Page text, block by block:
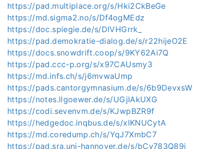
https://pad.multiplace.org/s/Hki2CkBeGe
https://md.sigma2.no/s/Df4ogMEdz
https://doc.spiegie.de/s/DlVHGrrk_
https://pad.demokratie-dialog.de/s/r22hijeO2E
https://docs.snowdrift.coop/s/9KY62Ai7Q
https://pad.ccc-p.org/s/x97CAUsmy3
https://md.infs.ch/s/j6mvwaUmp
https://pads.cantorgymnasium.de/s/6b9DevxsW
https://notes.llgoewer.de/s/UGjIAkUXG
https://codi.sevenvm.de/s/KJwpBZR9f
https://hedgedoc.inqbus.de/s/xlKNUCytA
https://md.coredump.ch/s/YqJ7XmbC7
https://pad.sra.uni-hannover.de/s/bCv783Q89j